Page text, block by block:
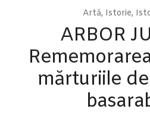
Artă, Istorie,
ARBOR
mărturiile